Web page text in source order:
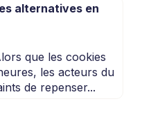
alternatives en
que les cookies
les acteurs du
de repenser...